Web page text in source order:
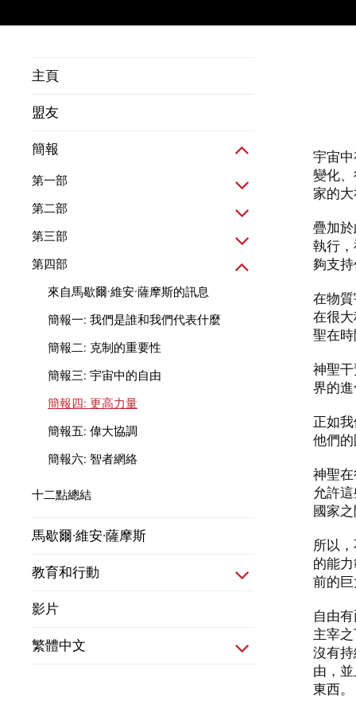
主頁
盟友
簡報
第一部
第二部
第三部
第四部
來自馬歇爾·維安·薩摩斯的訊息
簡報一: 我們是誰和我們代表什麼
簡報二: 克制的重要性
簡報三: 宇宙中的自由
簡報四: 更高力量
簡報五: 偉大協調
簡報六: 智者網絡
十二點總結
馬歇爾·維安·薩摩斯
教育和行動
影片
繁體中文
宇宙
變化
家的
疊加
執行
夠支
在物
在很
聖在
神聖
界的
正如
他們
神聖
允許
國家
所以
的能
前的
自由
主宰
沒有
由，
東西。